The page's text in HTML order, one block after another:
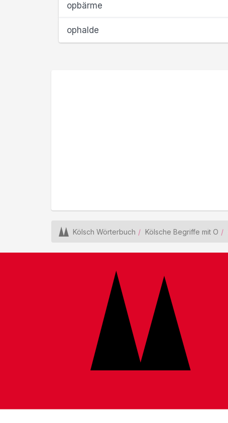
opbärme
ophalde
Kölsch Wörterbuch Kölsche Begriffe mit O